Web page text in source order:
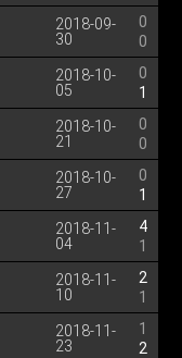
2018-09-
30
0
0
2018-10-
05
0
1
2018-10-
21
0
0
2018-10-
27
0
1
2018-11-
04
4
1
2018-11-
10
2
1
2018-11-
23
1
2